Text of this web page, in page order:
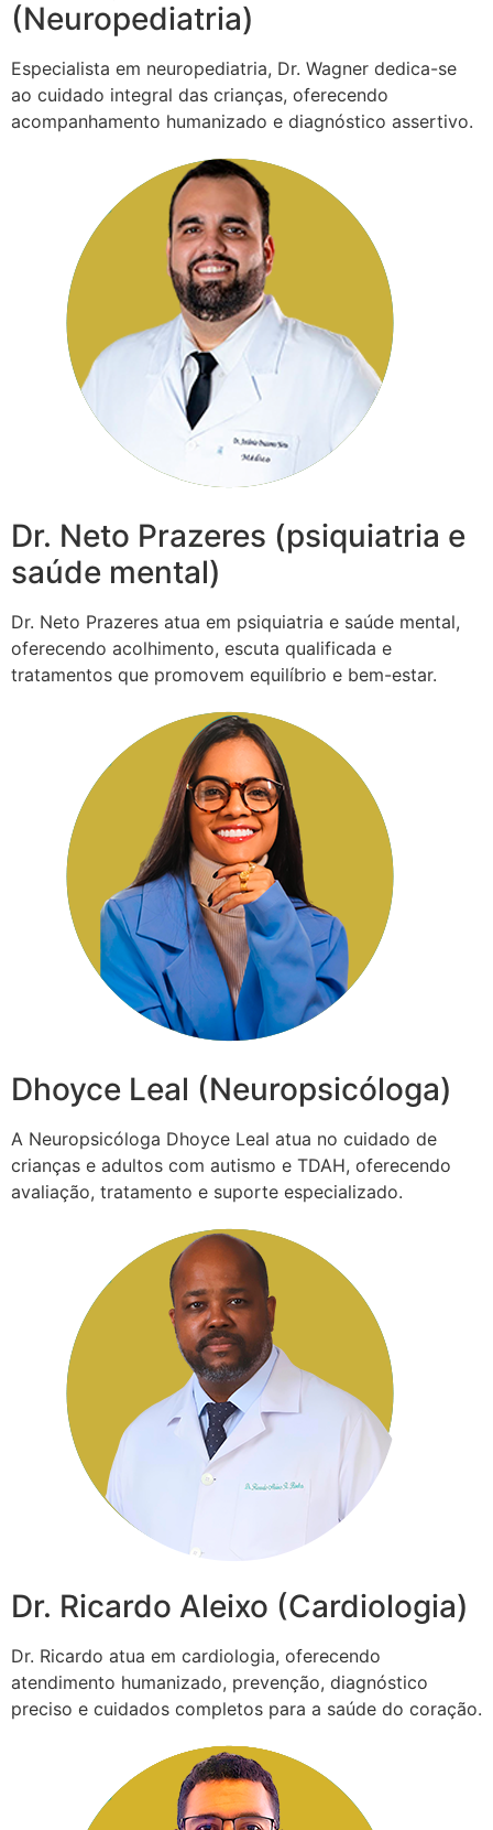
(Neuropediatria)
Especialista em neuropediatria, Dr. Wagner dedica-se
ao cuidado integral das crianças, oferecendo
acompanhamento humanizado e diagnóstico assertivo.
Dr. Neto Prazeres (psiquiatria e
saúde mental)
Dr. Neto Prazeres atua em psiquiatria e saúde mental,
oferecendo acolhimento, escuta qualificada e
tratamentos que promovem equilíbrio e bem-estar.
Dhoyce Leal (Neuropsicóloga)
A Neuropsicóloga Dhoyce Leal atua no cuidado de
crianças e adultos com autismo e TDAH, oferecendo
avaliação, tratamento e suporte especializado.
Dr. Ricardo Aleixo (Cardiologia)
Dr. Ricardo atua em cardiologia, oferecendo
atendimento humanizado, prevenção, diagnóstico
preciso e cuidados completos para a saúde do coração.